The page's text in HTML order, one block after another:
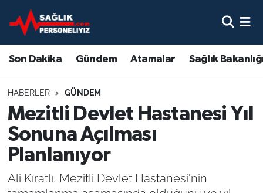
Son Dakika Gündem Atamalar Sağlık
HABERLER GÜNDEM
Mezitli Devlet Hastanesi Yıl
Sonuna Açılması
Planlanıyor
Ali Kıratlı, Mezitli Devlet Hastanesi'nin
Son Dakika
Gündem
Atamalar
Sağlık Bakanlığı
Mevzuat
Nöbetçi Eczaneler
Hava Durumu
Namaz Vakitleri
Trafik Durumu
Süper Lig Puan Durumu ve Fikstür